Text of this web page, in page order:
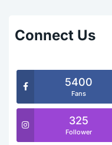
Connect Us
5400
Fans
325
Follower